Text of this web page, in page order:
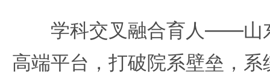
学科交叉融合育人——山
高端平台，打破院系壁垒，